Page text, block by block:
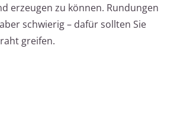
erzeugen zu können. Rundungen
schwierig – dafür sollten Sie
greifen.